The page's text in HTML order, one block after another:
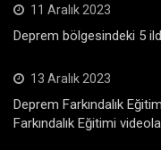
11 Aralık 2023
Deprem bölgesindeki 5
13 Aralık 2023
Deprem Farkındalık
Farkındalık Eğitimi